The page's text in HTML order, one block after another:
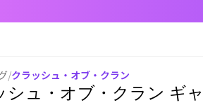
/クラッシュ・オブ・クラン
シュ・オブ・クラン ギ